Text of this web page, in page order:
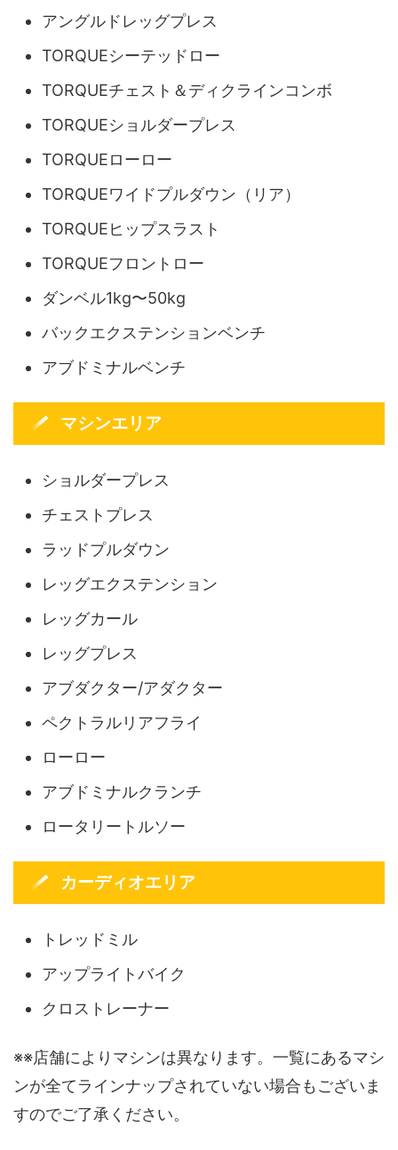
アングルドレッグプレス
TORQUEシーテッドロー
TORQUEチェスト＆ディクラインコンボ
TORQUEショルダープレス
TORQUEローロー
TORQUEワイドプルダウン（リア）
TORQUEヒップスラスト
TORQUEフロントロー
ダンベル1kg〜50kg
バックエクステンションベンチ
アブドミナルベンチ
マシンエリア
ショルダープレス
チェストプレス
ラッドプルダウン
レッグエクステンション
レッグカール
レッグプレス
アブダクター/アダクター
ペクトラルリアフライ
ローロー
アブドミナルクランチ
ロータリートルソー
カーディオエリア
トレッドミル
アップライトバイク
クロストレーナー
※※店舗によりマシンは異なります。一覧にあるマシ
ンが全てラインナップされていない場合もございま
すのでご了承ください。